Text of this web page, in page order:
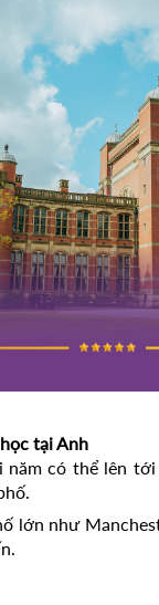
tại Anh
năm có thể lên
lớn như